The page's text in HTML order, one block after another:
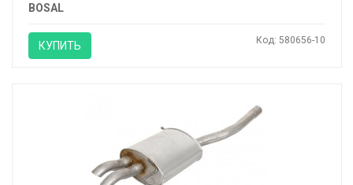
BOSAL
КУПИТЬ Код: 580656-10